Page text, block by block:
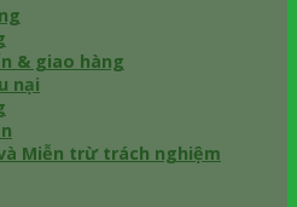
& giao hàng
nại
Miễn trừ trách nghiệm